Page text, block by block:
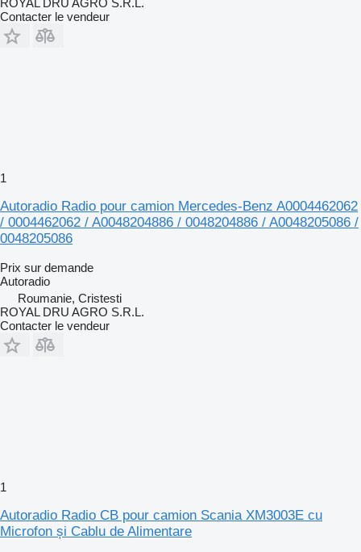
Contacter le vendeur
1
Autoradio Radio pour camion Mercedes-Benz A0004462062
/ 0004462062 / A0048204886 / 0048204886 / A0048205086 /
0048205086
Prix sur demande
Autoradio
Roumanie, Cristesti
ROYAL DRU AGRO S.R.L.
Contacter le vendeur
1
Autoradio Radio CB pour camion Scania XM3003E cu
Microfon și Cablu de Alimentare